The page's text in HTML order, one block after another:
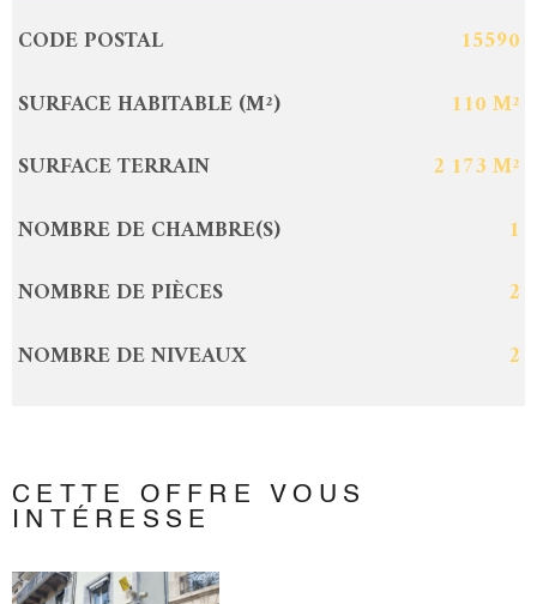
Caractérisque Valeurs
CODE POSTAL
15590
SURFACE HABITABLE (M²)
110 M²
SURFACE TERRAIN
2 173 M²
NOMBRE DE CHAMBRE(S)
1
NOMBRE DE PIÈCES
2
NOMBRE DE NIVEAUX
2
CETTE OFFRE
VOUS
INTÉRESSE